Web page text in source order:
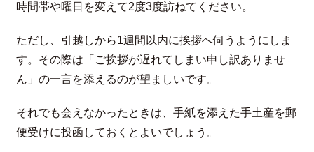
時間帯や曜日を変えて2度3度訪ねてください。
ただし、引越しから1週間以内に挨拶へ伺うようにしま
す。その際は「ご挨拶が遅れてしまい申し訳ありませ
ん」の一言を添えるのが望ましいです。
それでも会えなかったときは、手紙を添えた手土産を郵
便受けに投函しておくとよいでしょう。